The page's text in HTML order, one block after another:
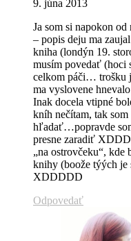
9. júna 2013
Ja som si napokon
– popis deju ma
kniha (londýn 19.
musím povedať (hoci
celkom páči… trošku
ma vyslovene
Inak docela vtipné
kníh nečítam, tak
hľadať…popravde
presne zaradiť
„na ostrovčeku“, kde
knihy (boože týých
XDDDDD
Odpovedať